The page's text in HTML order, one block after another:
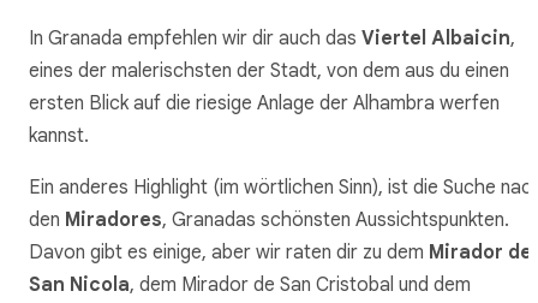
In Granada empfehlen wir dir auch das Viertel Albaicin,
eines der malerischsten der Stadt, von dem aus du einen
ersten Blick auf die riesige Anlage der Alhambra werfen
kannst.
Ein anderes Highlight (im wörtlichen Sinn), ist die Suche
den Miradores, Granadas schönsten Aussichtspunkten.
Davon gibt es einige, aber wir raten dir zu dem Mirador de
San Nicola, dem Mirador de San Cristobal und dem